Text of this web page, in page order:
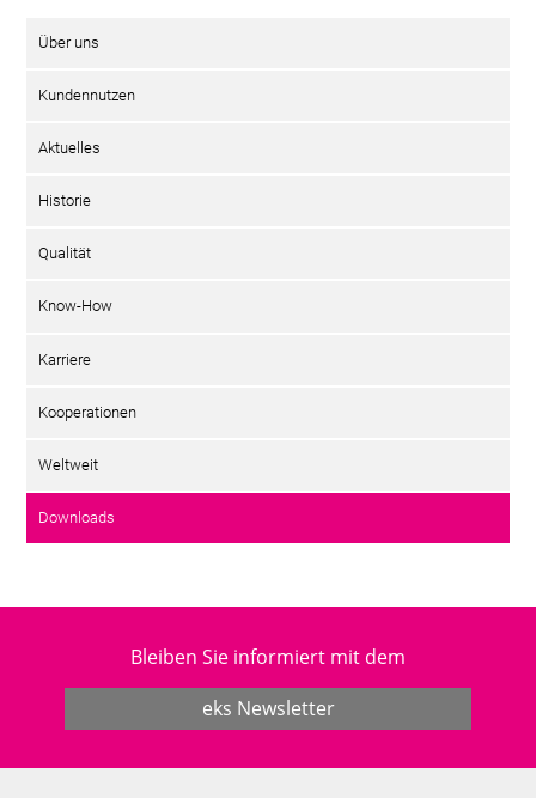
Über uns
Kundennutzen
Aktuelles
Historie
Qualität
Know-How
Karriere
Kooperationen
Weltweit
Downloads
Bleiben Sie informiert mit dem
eks Newsletter